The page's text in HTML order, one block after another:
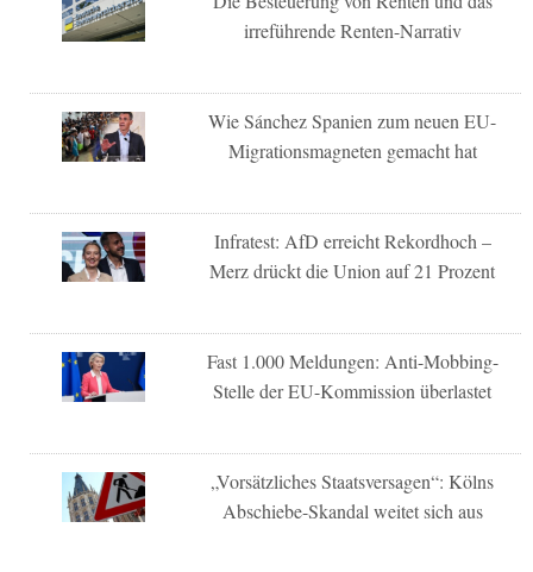
irreführende Renten-Narrativ
Wie Sánchez Spanien zum neuen EU-
Migrationsmagneten gemacht hat
Infratest: AfD erreicht Rekordhoch –
Merz drückt die Union auf 21 Prozent
Fast 1.000 Meldungen: Anti-Mobbing-
Stelle der EU-Kommission überlastet
„Vorsätzliches Staatsversagen“: Kölns
Abschiebe-Skandal weitet sich aus